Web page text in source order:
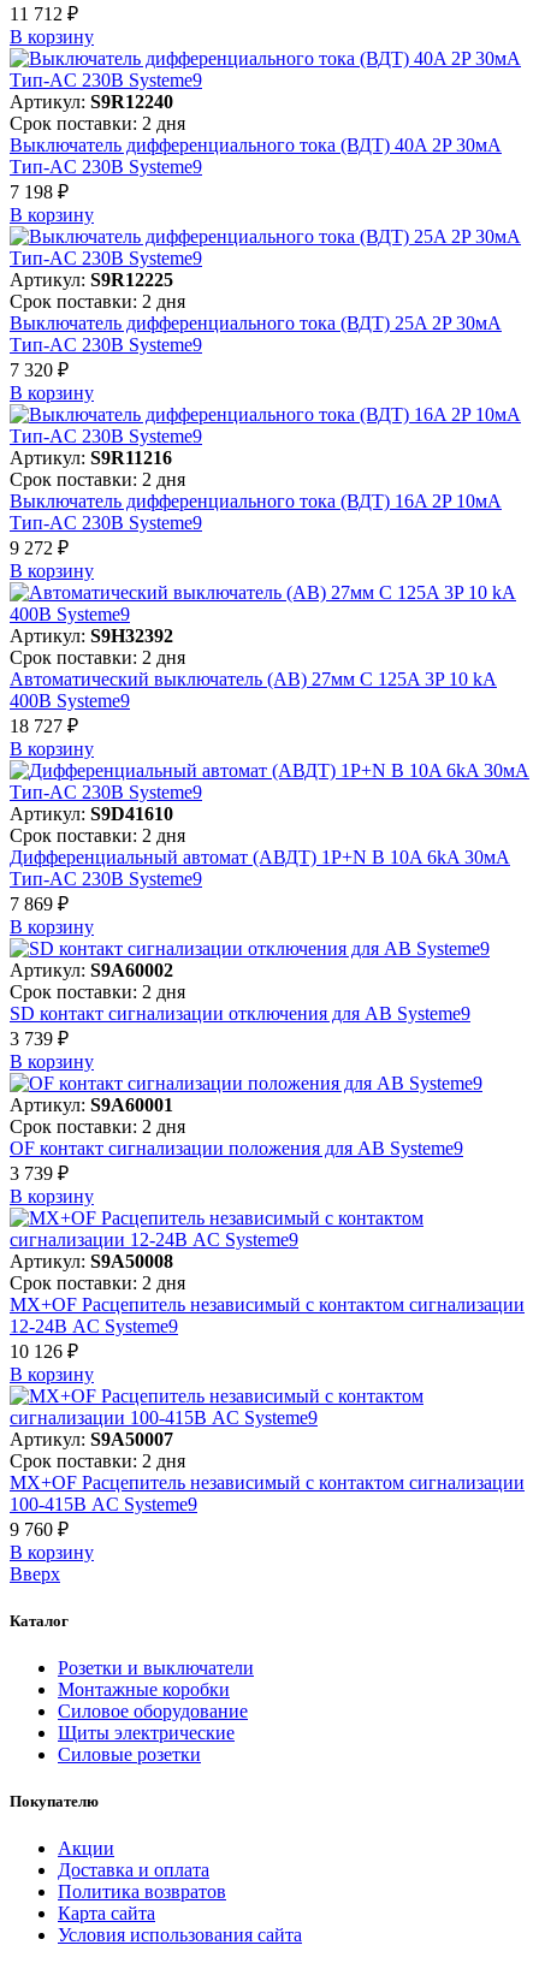
11 712 ₽
В корзинy
Артикул: S9R12240
Срок поставки: 2 дня
Выключатель дифференциального тока (ВДТ) 40A 2P 30мА
Тип-AC 230В Systeme9
7 198 ₽
В корзинy
Артикул: S9R12225
Срок поставки: 2 дня
Выключатель дифференциального тока (ВДТ) 25A 2P 30мА
Тип-AC 230В Systeme9
7 320 ₽
В корзинy
Артикул: S9R11216
Срок поставки: 2 дня
Выключатель дифференциального тока (ВДТ) 16A 2P 10мА
Тип-AC 230В Systeme9
9 272 ₽
В корзинy
Артикул: S9H32392
Срок поставки: 2 дня
Автоматический выключатель (АВ) 27мм C 125A 3P 10 kA
400В Systeme9
18 727 ₽
В корзинy
Артикул: S9D41610
Срок поставки: 2 дня
Дифференциальный автомат (АВДТ) 1P+N B 10A 6kA 30мА
Тип-AC 230В Systeme9
7 869 ₽
В корзинy
Артикул: S9A60002
Срок поставки: 2 дня
SD контакт сигнализации отключения для АВ Systeme9
3 739 ₽
В корзинy
Артикул: S9A60001
Срок поставки: 2 дня
OF контакт сигнализации положения для АВ Systeme9
3 739 ₽
В корзинy
Артикул: S9A50008
Срок поставки: 2 дня
MX+OF Расцепитель независимый с контактом сигнализации
12-24В AC Systeme9
10 126 ₽
В корзинy
Артикул: S9A50007
Срок поставки: 2 дня
MX+OF Расцепитель независимый с контактом сигнализации
100-415В AC Systeme9
9 760 ₽
В корзинy
Вверх
Каталог
Розетки и выключатели
Монтажные коробки
Силовое оборудование
Щиты электрические
Силовые розетки
Покупателю
Акции
Доставка и оплата
Политика возвратов
Карта сайта
Условия использования сайта